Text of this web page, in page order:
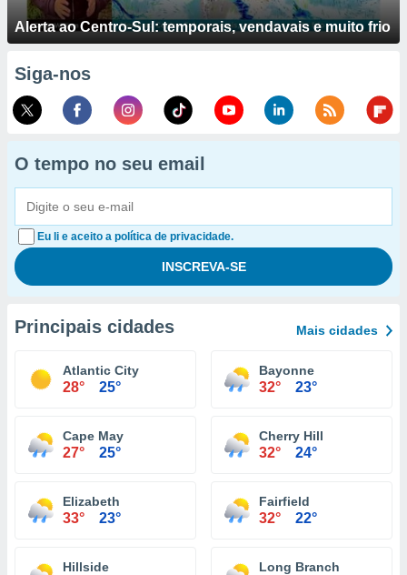
Alerta ao Centro-Sul: temporais, vendavais e muito frio
Siga-nos
O tempo no seu email
Eu li e aceito a política de privacidade.
Principais cidades Mais cidades
Atlantic City
28° 25°
Bayonne
32° 23°
Cape May
27° 25°
Cherry Hill
32° 24°
Elizabeth
33° 23°
Fairfield
32° 22°
Hillside Long Branch